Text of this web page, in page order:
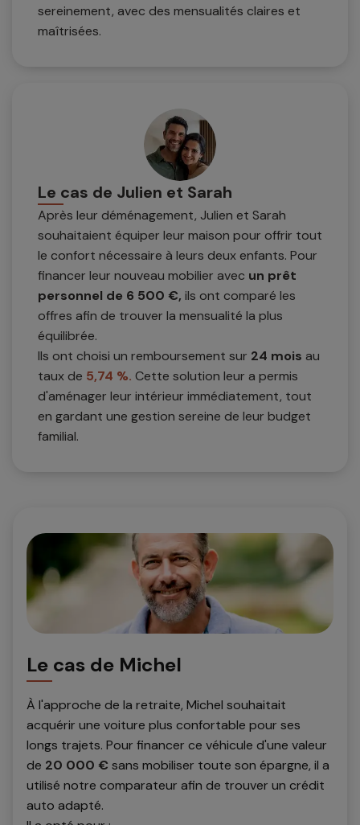
sereinement, avec des mensualités claires et
maîtrisées.
Le cas de Julien et Sarah
Après leur déménagement, Julien et Sarah
souhaitaient équiper leur maison pour offrir tout
le confort nécessaire à leurs deux enfants. Pour
financer leur nouveau mobilier avec un prêt
personnel de 6 500 €, ils ont comparé les
offres afin de trouver la mensualité la plus
équilibrée.
Ils ont choisi un remboursement sur 24 mois au
taux de 5,74 %. Cette solution leur a permis
d'aménager leur intérieur immédiatement, tout
en gardant une gestion sereine de leur budget
familial.
Le cas de Michel
À l'approche de la retraite, Michel souhaitait
acquérir une voiture plus confortable pour ses
longs trajets. Pour financer ce véhicule d'une valeur
de 20 000 € sans mobiliser toute son épargne, il a
utilisé notre comparateur afin de trouver un crédit
auto adapté.